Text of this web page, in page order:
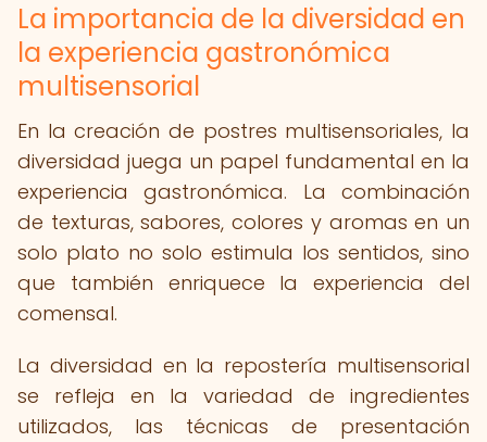
La importancia de la diversidad en
la experiencia gastronómica
multisensorial
En la creación de postres multisensoriales, la
diversidad juega un papel fundamental en la
experiencia gastronómica. La combinación
de texturas, sabores, colores y aromas en un
solo plato no solo estimula los sentidos, sino
que también enriquece la experiencia del
comensal.
La diversidad en la repostería multisensorial
se refleja en la variedad de ingredientes
utilizados, las técnicas de presentación